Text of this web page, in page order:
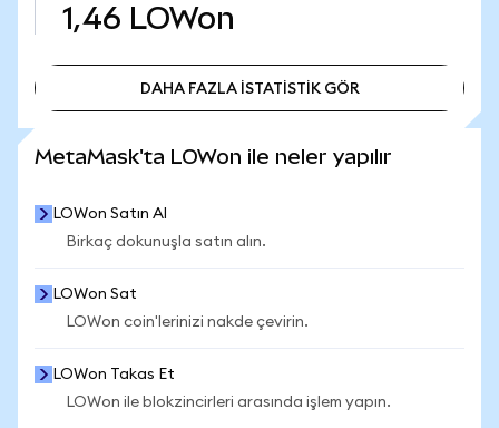
1,46 LOWon
DAHA FAZLA İSTATİSTİK GÖR
MetaMask'ta LOWon ile neler yapılır
LOWon Satın Al
Birkaç dokunuşla satın alın.
LOWon Sat
LOWon coin'lerinizi nakde çevirin.
LOWon Takas Et
LOWon ile blokzincirleri arasında işlem yapın.